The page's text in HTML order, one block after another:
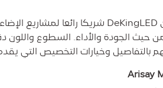
من حيث الجودة والأداء. السطوع
بالتفاصيل وخيارات التخصيص التي
Arisay